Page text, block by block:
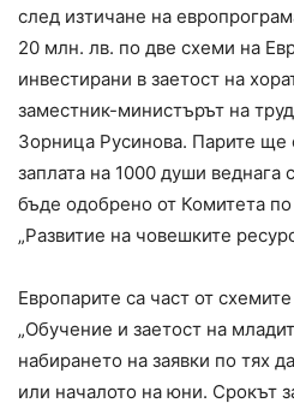
след изтичане на
20 млн. лв. по две схеми на
инвестирани в заетост на
заместник-министърът на
Зорница Русинова. Парите ще
заплата на 1000 души веднага
бъде одобрено от Комитета
„Развитие на човешките
Европарите са част от
„Обучение и заетост на
набирането на заявки по тях
или началото на юни. Срокът